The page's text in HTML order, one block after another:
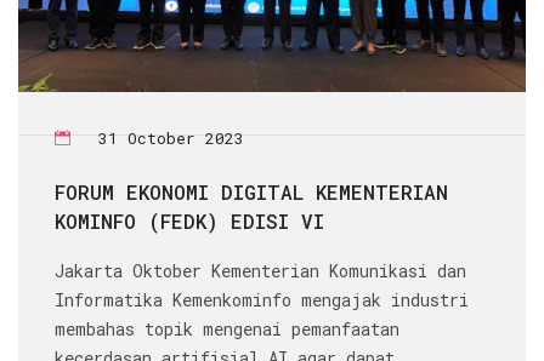
31 October 2023
FORUM EKONOMI DIGITAL KEMENTERIAN
KOMINFO (FEDK) EDISI VI
Jakarta Oktober Kementerian Komunikasi dan
Informatika Kemenkominfo mengajak industri
membahas topik mengenai pemanfaatan